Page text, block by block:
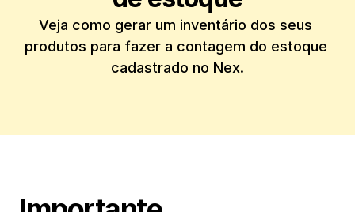
Veja como gerar um inventário dos seus
produtos para fazer a contagem do estoque
cadastrado no Nex.